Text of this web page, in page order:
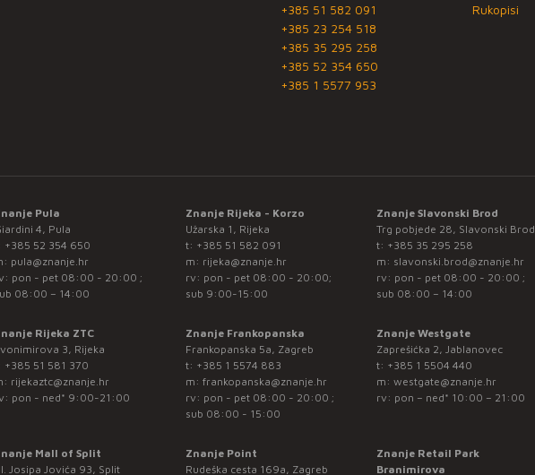
+385 51 582 091
+385 23 254 518
+385 35 295 258
+385 52 354 650
+385 1 5577 953
Rukopisi
Pula
4, Pula
+385 52 354 650
pula@znanje.hr
pon - pet 08:00 - 20:00 ;
08:00 – 14:00
Znanje Rijeka - Korzo
Užarska 1, Rijeka
t: +385 51 582 091
m: rijeka@znanje.hr
rv: pon - pet 08:00 - 20:00;
sub 9:00-15:00
Znanje Slavonski Brod
Trg pobjede 28, Slavonski Brod
t: +385 35 295 258
m: slavonski.brod@znanje.hr
rv: pon - pet 08:00 - 20:00 ;
sub 08:00 – 14:00
Rijeka ZTC
3, Rijeka
+385 51 581 370
rijekaztc@znanje.hr
pon - ned* 9:00-21:00
Znanje Frankopanska
Frankopanska 5a, Zagreb
t: +385 1 5574 883
m: frankopanska@znanje.hr
rv: pon - pet 08:00 - 20:00 ;
sub 08:00 - 15:00
Znanje Westgate
Zaprešićka 2, Jablanovec
t: +385 1 5504 440
m: westgate@znanje.hr
rv: pon – ned* 10:00 – 21:00
Mall of Split
Josipa Jovića 93, Split
Znanje Point
Rudeška cesta 169a, Zagreb
Znanje Retail Park
Branimirova